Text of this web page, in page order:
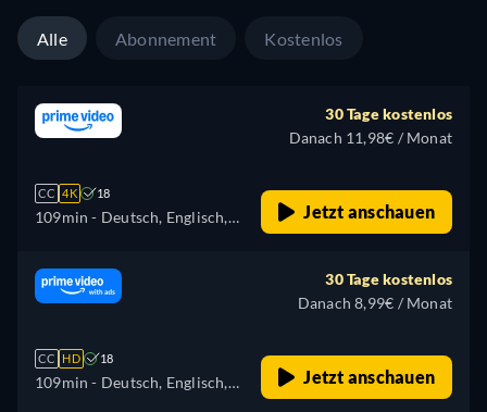
Türkisch
Alle Abonnement Kostenlos
CC 4K 18
109min - Deutsch, Englisch,
Italienisch, Japanisch,
Polnisch, Portugiesisch,
30 Tage kostenlos
Danach 11,98€ / Monat
Jetzt anschauen
CC HD 18
109min - Deutsch, Englisch,
30 Tage kostenlos
Danach 8,99€ / Monat
Jetzt anschauen